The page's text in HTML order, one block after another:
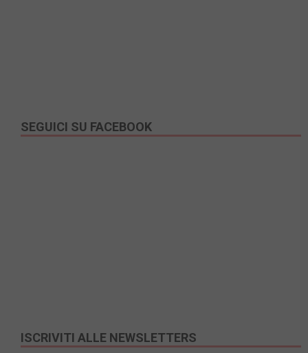
SEGUICI SU FACEBOOK
ISCRIVITI ALLE NEWSLETTERS